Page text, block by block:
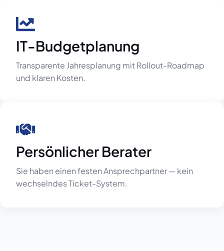
IT-Budgetplanung
Transparente Jahresplanung mit Rollout-Roadmap
und klaren Kosten.
Persönlicher Berater
Sie haben einen festen Ansprechpartner — kein
wechselndes Ticket-System.